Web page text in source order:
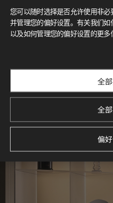
灵感画廊
探索空间灵感‌ LX Hausys
查看更多
您可以随时选择是否允许使用非必
并管理您的偏好设置。有关我们如
以及如何管理您的偏好设置的更
全
全
偏